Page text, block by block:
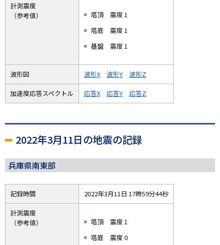
計測震度
（参考値）
塔頂 震度 1
塔底 震度 1
基盤 震度 1
波形図 波形X 波形Y 波形Z
加速度応答スペクトル 応答X 応答Y 応答Z
2022年3月11日の地震の記録
兵庫県南東部
記録時間 2022年3月11日 17時59分44秒
計測震度
（参考値）
塔頂 震度 1
塔底 震度 0